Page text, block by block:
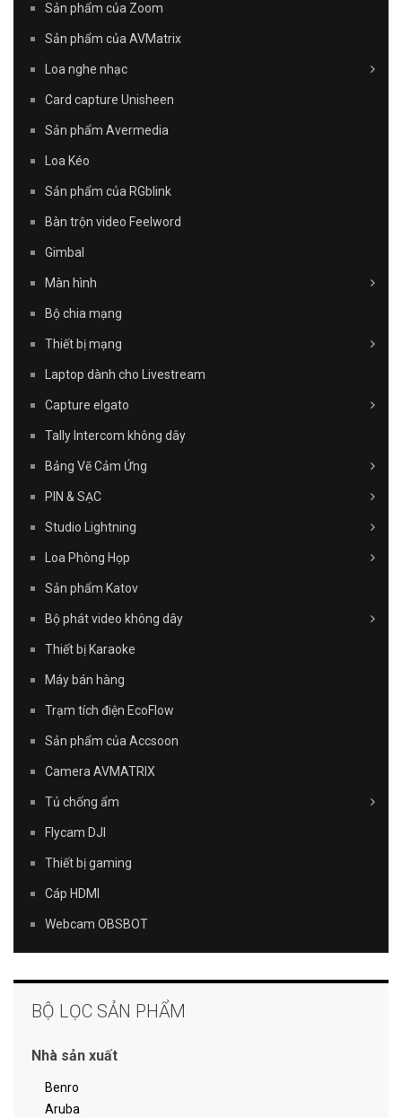
Sản phẩm của Zoom
Sản phẩm của AVMatrix
Loa nghe nhạc
Card capture Unisheen
Sản phẩm Avermedia
Loa Kéo
Sản phẩm của RGblink
Bàn trộn video Feelword
Gimbal
Màn hình
Bộ chia mạng
Thiết bị mạng
Laptop dành cho Livestream
Capture elgato
Tally Intercom không dây
Bảng Vẽ Cảm Ứng
PIN & SẠC
Studio Lightning
Loa Phòng Họp
Sản phẩm Katov
Bộ phát video không dây
Thiết bị Karaoke
Máy bán hàng
Trạm tích điện EcoFlow
Sản phẩm của Accsoon
Camera AVMATRIX
Tủ chống ẩm
Flycam DJI
Thiết bị gaming
Cáp HDMI
Webcam OBSBOT
BỘ LỌC SẢN PHẨM
Nhà sản xuất
Benro
Aruba